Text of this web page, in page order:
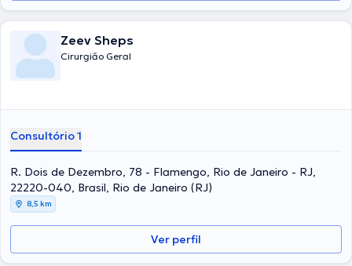
Zeev Sheps
Cirurgião Geral
Consultório 1
R. Dois de Dezembro, 78 - Flamengo, Rio de Janeiro - RJ,
22220-040, Brasil, Rio de Janeiro (RJ)
8,5 km
Ver perfil